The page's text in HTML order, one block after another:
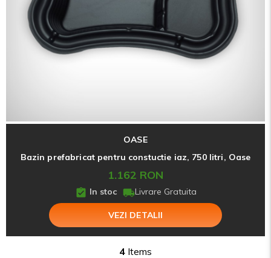
OASE
Bazin prefabricat pentru constuctie iaz, 750 litri, Oase
1.162 RON
In stoc Livrare Gratuita
VEZI DETALII
4 Items